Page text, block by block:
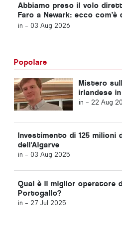
Abbiamo preso il volo
Faro a Newark: ecco
Economy
in - 03 Aug 2026
Popolare
Mistero
irlandese
in - 22 Aug
Investimento di 125 milioni
dell'Algarve
in - 03 Aug 2025
Qual è il miglior operatore
Portogallo?
in - 27 Jul 2025